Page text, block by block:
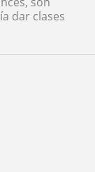
dar clases